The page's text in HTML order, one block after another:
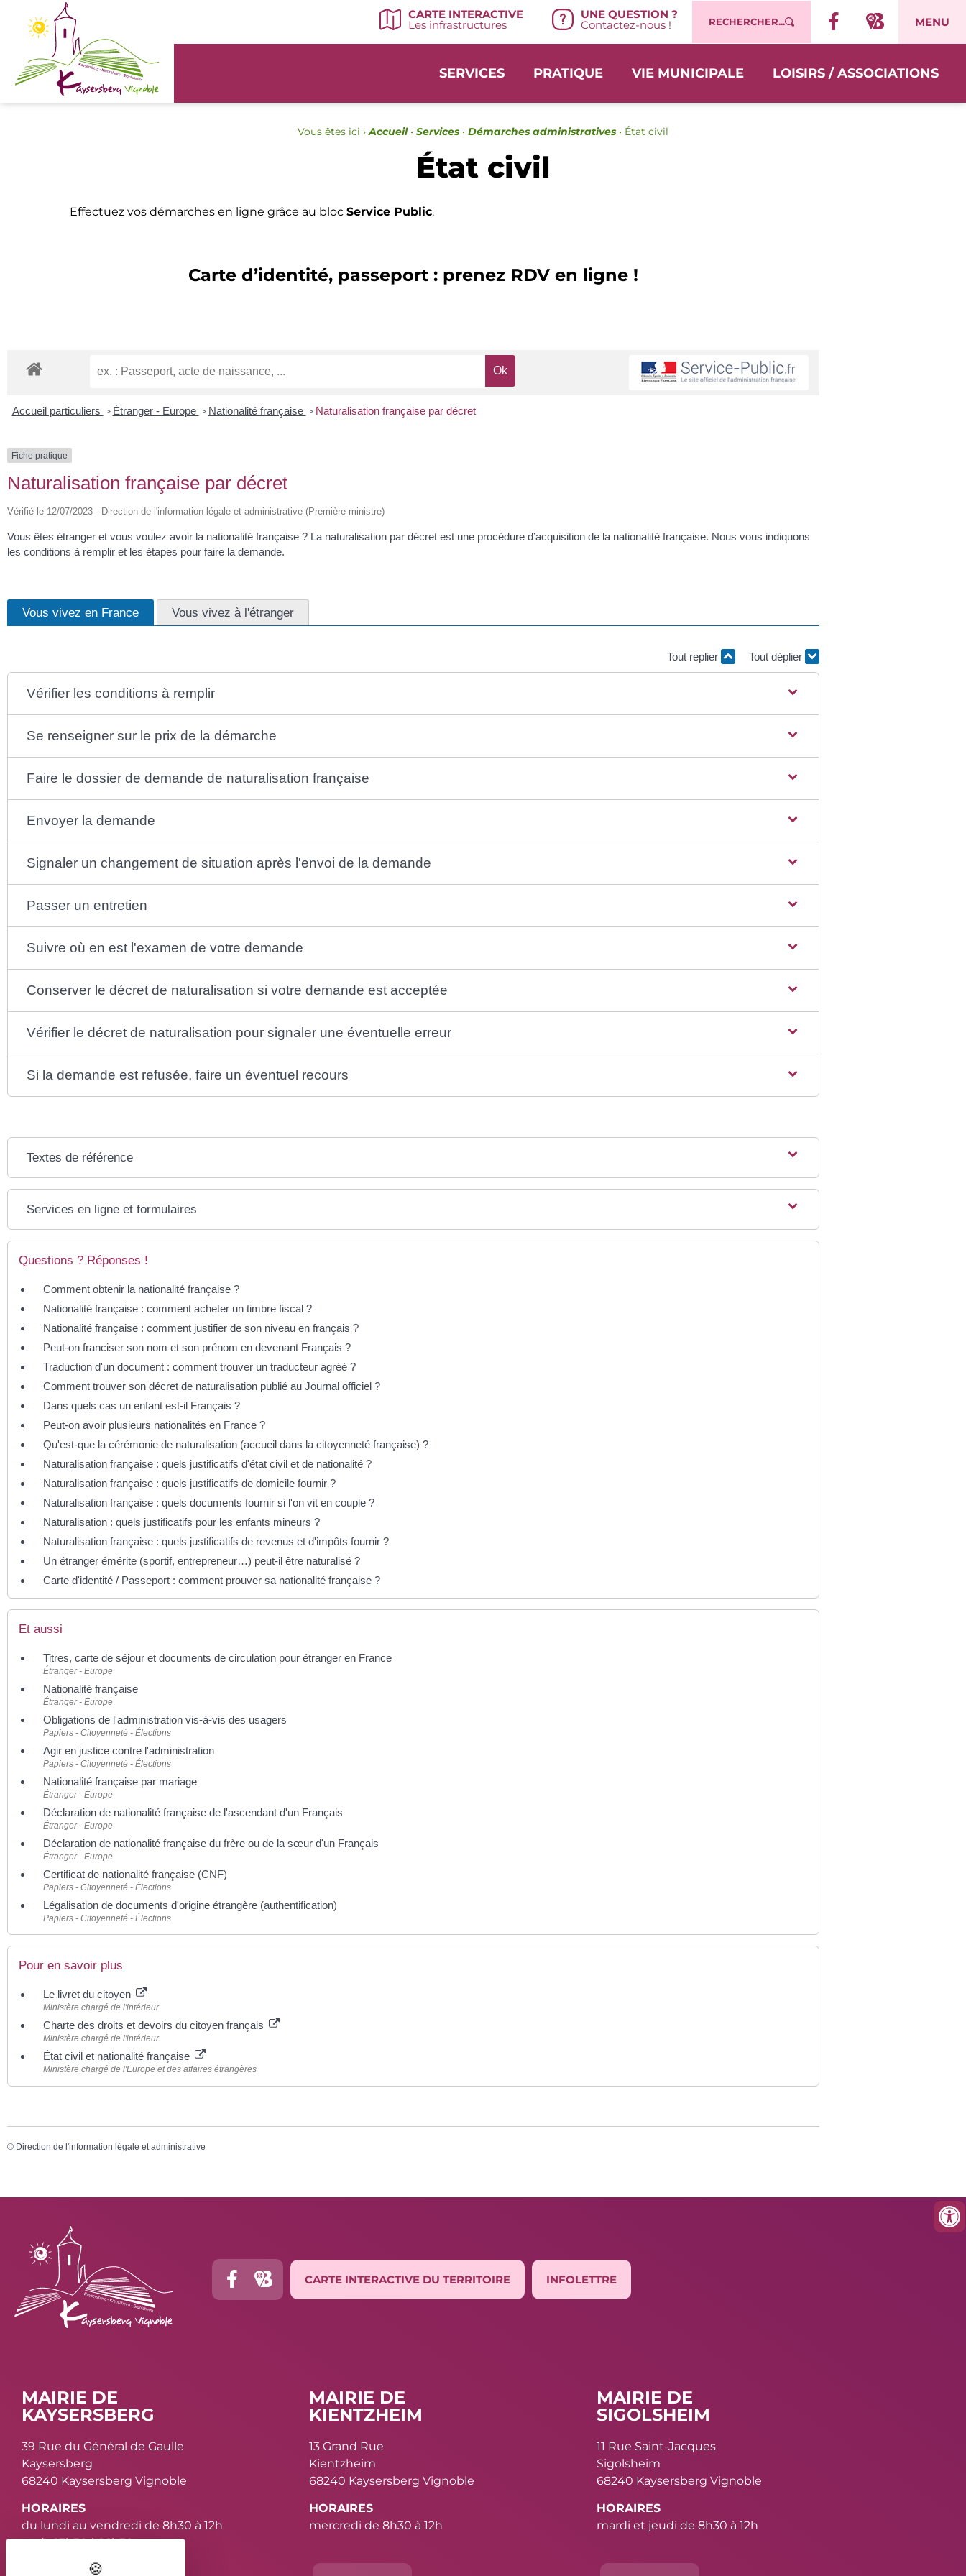
CARTE INTERACTIVE
Les infrastructures
UNE QUESTION ?
Contactez-nous ! RECHERCHER... MENU
SERVICES PRATIQUE VIE MUNICIPALE LOISIRS / ASSOCIATIONS
Vous êtes ici › Accueil• Services • Démarches administratives • État civil
État civil
Effectuez vos démarches en ligne grâce au bloc Service Public.
Carte d’identité, passeport : prenez RDV en ligne !
Accueil particuliers > Étranger - Europe > Nationalité française > Naturalisation française par décret
Fiche pratique
Naturalisation française par décret
Vérifié le 12/07/2023 - Direction de l'information légale et administrative (Première ministre)
Vous êtes étranger et vous voulez avoir la nationalité française ? La naturalisation par décret est une procédure d’acquisition de la nationalité française. Nous vous indiquons
les conditions à remplir et les étapes pour faire la demande.
Vous vivez en France Vous vivez à l'étranger
Tout replier Tout déplier
Vérifier les conditions à remplir
Se renseigner sur le prix de la démarche
Faire le dossier de demande de naturalisation française
Envoyer la demande
Signaler un changement de situation après l'envoi de la demande
Passer un entretien
Suivre où en est l'examen de votre demande
Conserver le décret de naturalisation si votre demande est acceptée
Vérifier le décret de naturalisation pour signaler une éventuelle erreur
Si la demande est refusée, faire un éventuel recours
Textes de référence
Services en ligne et formulaires
Questions ? Réponses !
Comment obtenir la nationalité française ?
Nationalité française : comment acheter un timbre fiscal ?
Nationalité française : comment justifier de son niveau en français ?
Peut-on franciser son nom et son prénom en devenant Français ?
Traduction d'un document : comment trouver un traducteur agréé ?
Comment trouver son décret de naturalisation publié au Journal officiel ?
Dans quels cas un enfant est-il Français ?
Peut-on avoir plusieurs nationalités en France ?
Qu'est-que la cérémonie de naturalisation (accueil dans la citoyenneté française) ?
Naturalisation française : quels justificatifs d'état civil et de nationalité ?
Naturalisation française : quels justificatifs de domicile fournir ?
Naturalisation française : quels documents fournir si l'on vit en couple ?
Naturalisation : quels justificatifs pour les enfants mineurs ?
Naturalisation française : quels justificatifs de revenus et d'impôts fournir ?
Un étranger émérite (sportif, entrepreneur…) peut-il être naturalisé ?
Carte d'identité / Passeport : comment prouver sa nationalité française ?
Et aussi
Titres, carte de séjour et documents de circulation pour étranger en France
Étranger - Europe
Nationalité française
Étranger - Europe
Obligations de l'administration vis-à-vis des usagers
Papiers - Citoyenneté - Élections
Agir en justice contre l'administration
Papiers - Citoyenneté - Élections
Nationalité française par mariage
Étranger - Europe
Déclaration de nationalité française de l'ascendant d'un Français
Étranger - Europe
Déclaration de nationalité française du frère ou de la sœur d'un Français
Étranger - Europe
Certificat de nationalité française (CNF)
Papiers - Citoyenneté - Élections
Légalisation de documents d'origine étrangère (authentification)
Papiers - Citoyenneté - Élections
Pour en savoir plus
Le livret du citoyen
Ministère chargé de l'intérieur
Charte des droits et devoirs du citoyen français
Ministère chargé de l'intérieur
État civil et nationalité française
Ministère chargé de l'Europe et des affaires étrangères
© Direction de l'information légale et administrative
CARTE INTERACTIVE DU TERRITOIRE INFOLETTRE
MAIRIE DE
KAYSERSBERG
39 Rue du Général de Gaulle
Kaysersberg
68240 Kaysersberg Vignoble
HORAIRES
du lundi au vendredi de 8h30 à 12h
et de 13h30 à 16h30
MAIRIE DE
KIENTZHEIM
13 Grand Rue
Kientzheim
68240 Kaysersberg Vignoble
HORAIRES
mercredi de 8h30 à 12h
MAIRIE DE
SIGOLSHEIM
11 Rue Saint-Jacques
Sigolsheim
68240 Kaysersberg Vignoble
HORAIRES
mardi et jeudi de 8h30 à 12h
Panneau de gestion des cookies